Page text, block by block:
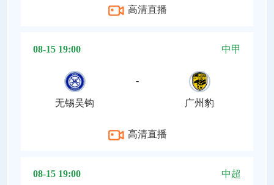
高清直播
08-15 19:00 中甲
无锡吴钩
-
广州豹
高清直播
08-15 19:00 中超